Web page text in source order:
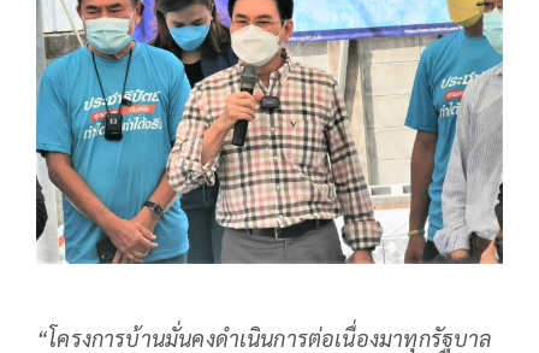
“โครงการบ้านมั่นคงดำเนินการต่อเนื่องมาทุกรัฐบาล